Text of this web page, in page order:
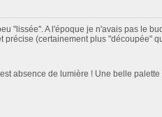
"lissée". A l'époque je n'avais pas le
(certainement plus "découpée"
absence de lumière ! Une belle